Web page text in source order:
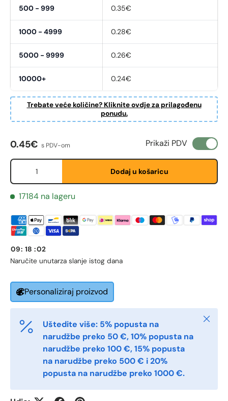
500 - 999 0.35€
1000 - 4999 0.28€
5000 - 9999 0.26€
10000+ 0.24€
Trebate veće količine? Kliknite ovdje za prilagođenu
ponudu.
Last Name
Email *
Phone
Postal Code *
Quantity
Redovna cijena
0.45€ s PDV-om Prikaži PDV
Količina
Dodaj u košaricu
17184 na lageru
Naručite unutar
09: 18 :02
za slanje istog dana
Personaliziraj proizvod
Uštedite više: 5% popusta na
narudžbe preko 50 €, 10% popusta na
narudžbe preko 100 €, 15% popusta
na narudžbe preko 500 € i 20%
popusta na narudžbe preko 1000 €.